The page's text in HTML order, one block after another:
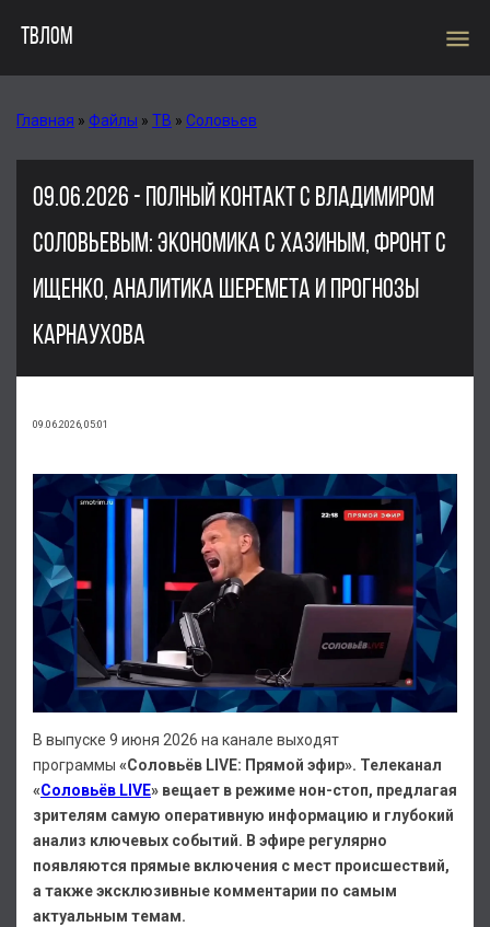
ТВЛОМ menu
Главная » Файлы » ТВ » Соловьев
09.06.2026 - ПОЛНЫЙ КОНТАКТ С ВЛАДИМИРОМ
СОЛОВЬЕВЫМ: ЭКОНОМИКА С ХАЗИНЫМ, ФРОНТ С
ИЩЕНКО, АНАЛИТИКА ШЕРЕМЕТА И ПРОГНОЗЫ
КАРНАУХОВА
09.06.2026, 05:01
В выпуске 9 июня 2026 на канале выходят
программы «Соловьёв LIVE: Прямой эфир». Телеканал
«Соловьёв LIVE» вещает в режиме нон-стоп, предлагая
зрителям самую оперативную информацию и глубокий
анализ ключевых событий. В эфире регулярно
появляются прямые включения с мест происшествий,
а также эксклюзивные комментарии по самым
актуальным темам.